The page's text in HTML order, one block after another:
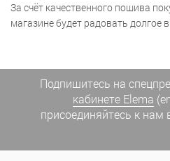
За счёт качественного пошива
магазине будет радовать долгое
Подпишитесь на
кабинете Elema
присоединяйтесь к нам